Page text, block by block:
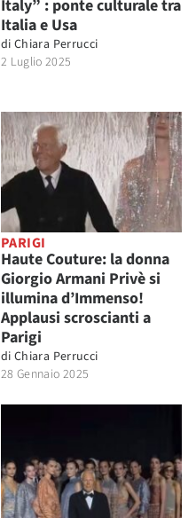
Italy” : ponte culturale tra
Italia e Usa
di Chiara Perrucci
2 Luglio 2025
PARIGI
Haute Couture: la donna
Giorgio Armani Privè si
illumina d’Immenso!
Applausi scroscianti a
Parigi
di Chiara Perrucci
28 Gennaio 2025